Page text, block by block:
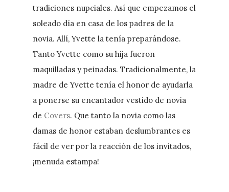
tradiciones nupciales. Así que empezamos el
soleado día en casa de los padres de la
novia. Allí, Yvette la tenía preparándose.
Tanto Yvette como su hija fueron
maquilladas y peinadas. Tradicionalmente, la
madre de Yvette tenía el honor de ayudarla
a ponerse su encantador vestido de novia
de Covers. Que tanto la novia como las
damas de honor estaban deslumbrantes es
fácil de ver por la reacción de los invitados,
¡menuda estampa!